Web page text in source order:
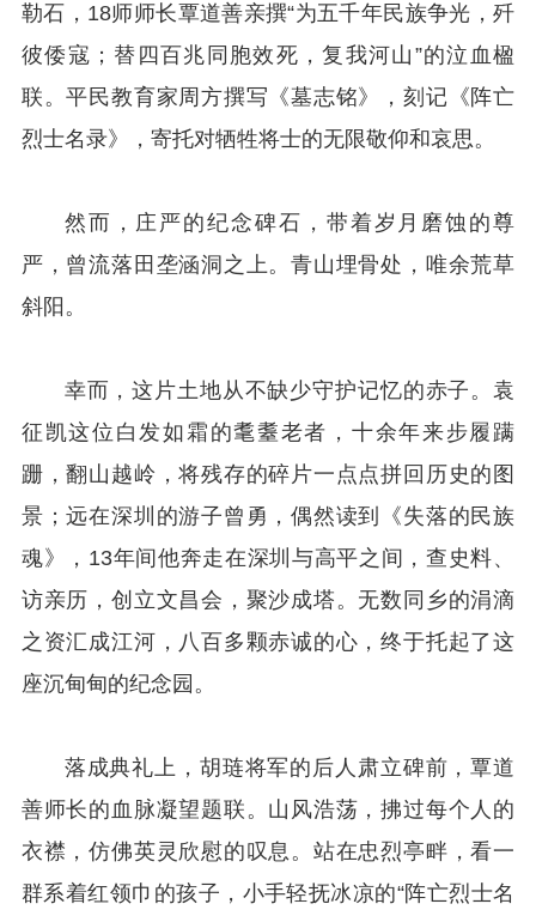
勒石，18师师长覃道善亲撰“为五千年民族争光，歼
彼倭寇；替四百兆同胞效死，复我河山”的泣血楹
联。平民教育家周方撰写《墓志铭》，刻记《阵亡
烈士名录》，寄托对牺牲将士的无限敬仰和哀思。
然而，庄严的纪念碑石，带着岁月磨蚀的尊
严，曾流落田垄涵洞之上。青山埋骨处，唯余荒草
斜阳。
幸而，这片土地从不缺少守护记忆的赤子。袁
征凯这位白发如霜的耄耋老者，十余年来步履蹒
跚，翻山越岭，将残存的碎片一点点拼回历史的图
景；远在深圳的游子曾勇，偶然读到《失落的民族
魂》，13年间他奔走在深圳与高平之间，查史料、
访亲历，创立文昌会，聚沙成塔。无数同乡的涓滴
之资汇成江河，八百多颗赤诚的心，终于托起了这
座沉甸甸的纪念园。
落成典礼上，胡琏将军的后人肃立碑前，覃道
善师长的血脉凝望题联。山风浩荡，拂过每个人的
衣襟，仿佛英灵欣慰的叹息。站在忠烈亭畔，看一
群系着红领巾的孩子，小手轻抚冰凉的“阵亡烈士名